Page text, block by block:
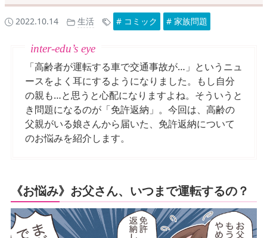
2022.10.14 生活 # コミック # 家族問題
「高齢者が運転する車で交通事故が…」というニュ
ースをよく耳にするようになりました。もし自分
の親も…と思うと心配になりますよね。そういうと
き問題になるのが「免許返納」。今回は、高齢の
父親がいる娘さんから届いた、免許返納について
のお悩みを紹介します。
《お悩み》お父さん、いつまで運転するの？